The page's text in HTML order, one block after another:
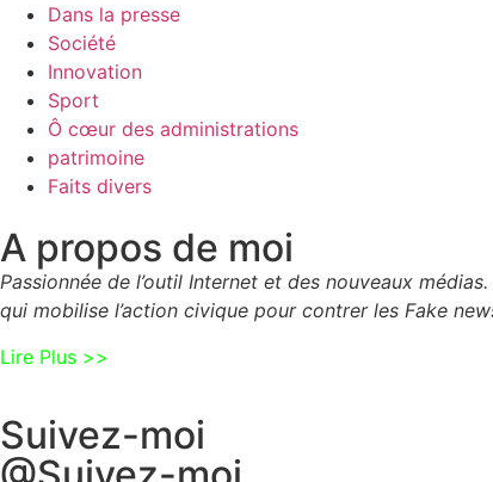
Dans la presse
Société
Innovation
Sport
Ô cœur des administrations
patrimoine
Faits divers
A propos de moi
Passionnée de l’outil Internet et des nouveaux
qui mobilise l’action civique pour contrer les Fake
Lire Plus >>
Suivez-moi